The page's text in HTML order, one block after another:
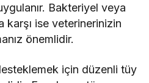
Bakteriyel veya
karşı ise veterinerinizin
önemlidir.
için düzenli tüy